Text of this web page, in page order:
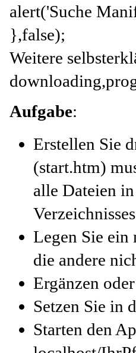
alert('Suche
},false);
Weitere
Aufgabe:
Erstellen Sie
(start.htm)
alle Dateien
Legen Sie ein
die andere
Ergänzen
Setzen Sie in
Starten den